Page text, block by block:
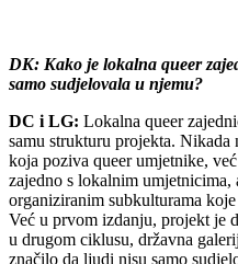
DK: Kako je lokalna queer
samo sudjelovala u njemu?
DC i LG: Lokalna queer
samu strukturu projekta.
koja poziva queer umjetnike,
zajedno s lokalnim
organiziranim subkulturama
Već u prvom izdanju, projekt je
u drugom ciklusu, državna
značilo da ljudi nisu samo